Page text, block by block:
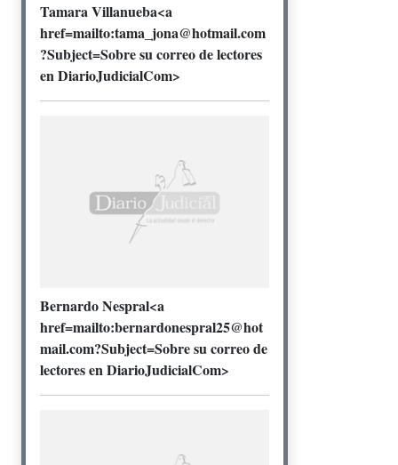
Tamara Villanueba<a
href=mailto:tama_jona@hotmail.com
?Subject=Sobre su correo de lectores
en DiarioJudicialCom>
Bernardo Nespral<a
href=mailto:bernardonespral25@hot
mail.com?Subject=Sobre su correo de
lectores en DiarioJudicialCom>